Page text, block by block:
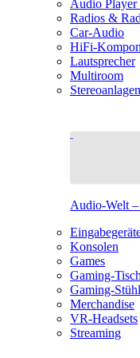
Audio
Radios &
Car-Audio
HiFi-
Lautsprecher
Multiroom
Stereoanlagen
Audio-Welt –
Konsolen
Games
Gaming-
Gaming-
Merchandise
VR-Headsets
Streaming